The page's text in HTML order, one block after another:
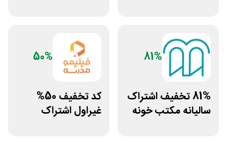
81%
81% تخفیف اشتراک
سالیانه مکتب خونه
50%
کد تخفیف 50%
غیراول اشتراک